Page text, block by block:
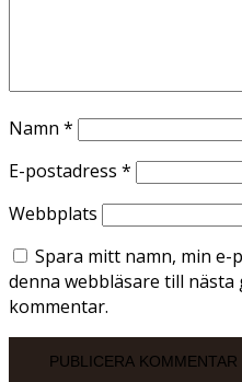
Namn *
E-postadress *
Webbplats
Spara mitt namn, min e-
denna webbläsare till nästa
kommentar.